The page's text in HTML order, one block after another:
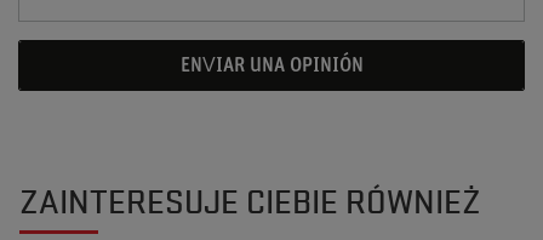
ENVIAR UNA OPINIÓN
ZAINTERESUJE CIEBIE RÓWNIEŻ